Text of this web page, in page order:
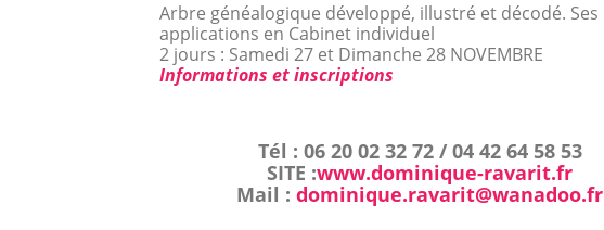
Arbre généalogique développé, illustré et décodé. Ses
applications en Cabinet individuel
2 jours : Samedi 27 et Dimanche 28 NOVEMBRE
Informations et inscriptions
Tél : 06 20 02 32 72 / 04 42 64 58 53
SITE :www.dominique-ravarit.fr
Mail : dominique.ravarit@wanadoo.fr